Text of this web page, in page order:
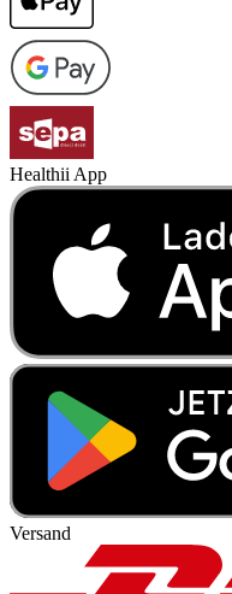
Healthii App
Versand